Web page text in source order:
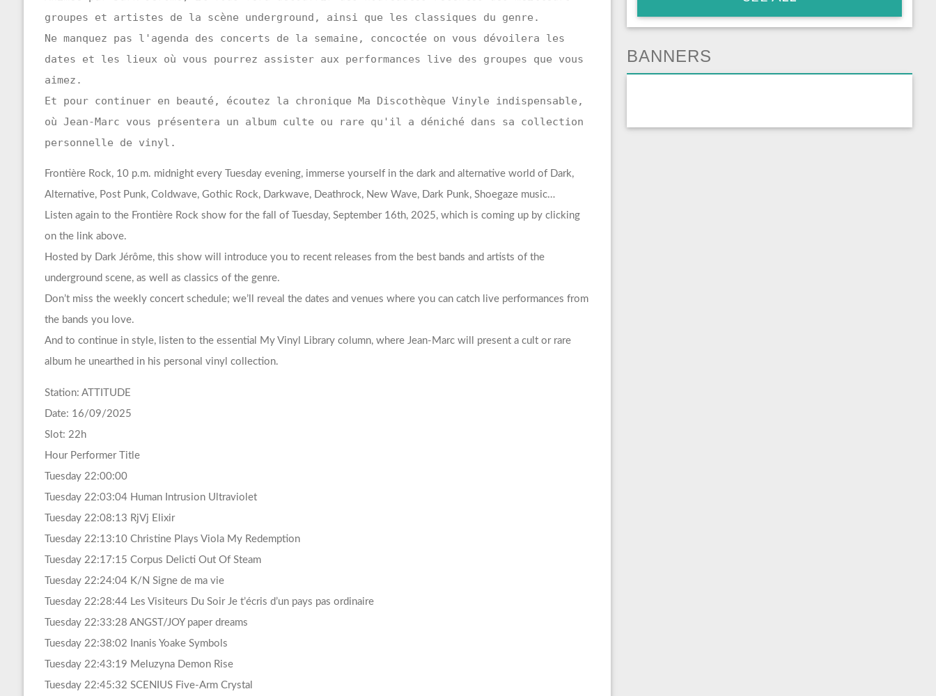
groupes et artistes de la scène underground, ainsi que les classiques du genre.
Ne manquez pas l'agenda des concerts de la semaine, concoctée on vous dévoilera les
dates et les lieux où vous pourrez assister aux performances live des groupes que vous
aimez.
Et pour continuer en beauté, écoutez la chronique Ma Discothèque Vinyle indispensable,
où Jean-Marc vous présentera un album culte ou rare qu'il a déniché dans sa collection
personnelle de vinyl.
Frontière Rock, 10 p.m. midnight every Tuesday evening, immerse yourself in the dark and alternative world of Dark,
Alternative, Post Punk, Coldwave, Gothic Rock, Darkwave, Deathrock, New Wave, Dark Punk, Shoegaze music…
Listen again to the Frontière Rock show for the fall of Tuesday, September 16th, 2025, which is coming up by clicking
on the link above.
Hosted by Dark Jérôme, this show will introduce you to recent releases from the best bands and artists of the
underground scene, as well as classics of the genre.
Don’t miss the weekly concert schedule; we’ll reveal the dates and venues where you can catch live performances from
the bands you love.
And to continue in style, listen to the essential My Vinyl Library column, where Jean-Marc will present a cult or rare
album he unearthed in his personal vinyl collection.
Station: ATTITUDE
Date: 16/09/2025
Slot: 22h
Hour Performer Title
Tuesday 22:00:00
Tuesday 22:03:04 Human Intrusion Ultraviolet
Tuesday 22:08:13 RjVj Elixir
Tuesday 22:13:10 Christine Plays Viola My Redemption
Tuesday 22:17:15 Corpus Delicti Out Of Steam
Tuesday 22:24:04 K/N Signe de ma vie
Tuesday 22:28:44 Les Visiteurs Du Soir Je t’écris d’un pays pas ordinaire
Tuesday 22:33:28 ANGST/JOY paper dreams
Tuesday 22:38:02 Inanis Yoake Symbols
Tuesday 22:43:19 Meluzyna Demon Rise
Tuesday 22:45:32 SCENIUS Five-Arm Crystal
BANNERS